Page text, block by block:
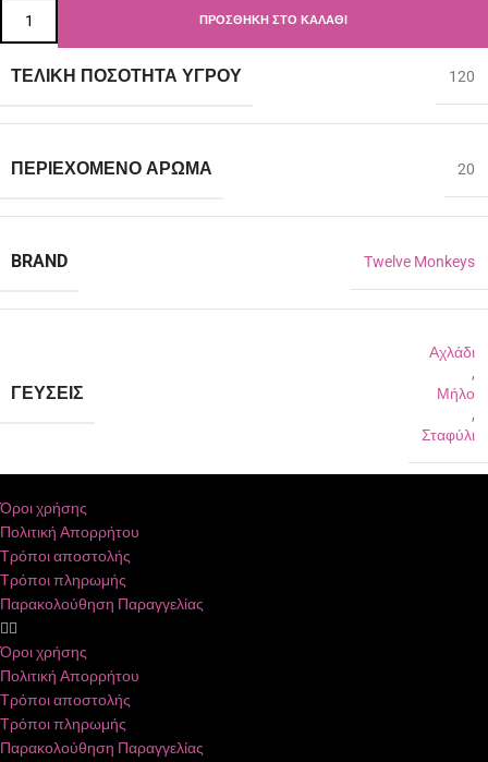
ΠΡΟΣΘΉΚΗ ΣΤΟ ΚΑΛΆΘΙ
ΤΕΛΙΚΉ ΠΟΣΌΤΗΤΑ ΥΓΡΟΎ 120
ΠΕΡΙΈΧΟΜΕΝΟ ΆΡΩΜΑ 20
BRAND Twelve Monkeys
ΓΕΎΣΕΙΣ
Αχλάδι
,
Μήλο
,
Σταφύλι
Όροι χρήσης
Πολιτική Απορρήτου
Τρόποι αποστολής
Τρόποι πληρωμής
Παρακολούθηση Παραγγελίας
Όροι χρήσης
Πολιτική Απορρήτου
Τρόποι αποστολής
Τρόποι πληρωμής
Παρακολούθηση Παραγγελίας